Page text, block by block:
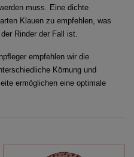
muss. Eine dichte
Klauen zu empfehlen, was
Rinder der Fall ist.
empfehlen wir die
Körnung und
ermöglichen eine optimale